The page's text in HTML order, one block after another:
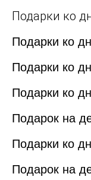
Подарки ко
Подарки ко
Подарки ко
Подарки ко
Подарок на
Подарки ко
Подарок на